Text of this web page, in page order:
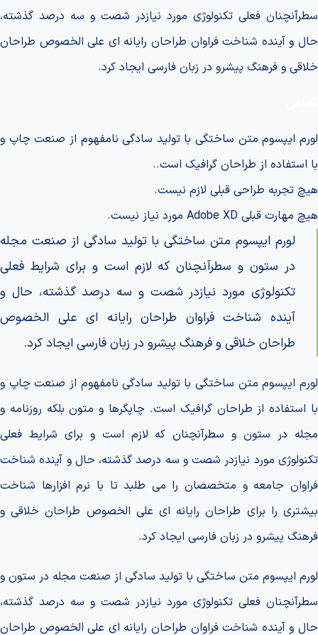
سطرآنچنان فعلی تکنولوژی مورد نیازدر شصت و سه درصد گذشته،
حال و آینده شناخت فراوان طراحان رایانه ای علی الخصوص طراحان
خلاقی و فرهنگ پیشرو در زبان فارسی ایجاد کرد.
لورم ایپسوم متن ساختگی با تولید سادگی نامفهوم از صنعت چاپ و
با استفاده از طراحان گرافیک است..
هیچ تجربه طراحی قبلی لازم نیست.
هیچ مهارت قبلی Adobe XD مورد نیاز نیست.
لورم ایپسوم متن ساختگی با تولید سادگی از صنعت مجله
در ستون و سطرآنچنان که لازم است و برای شرایط فعلی
تکنولوژی مورد نیازدر شصت و سه درصد گذشته، حال و
آینده شناخت فراوان طراحان رایانه ای علی الخصوص
طراحان خلاقی و فرهنگ پیشرو در زبان فارسی ایجاد کرد.
لورم ایپسوم متن ساختگی با تولید سادگی نامفهوم از صنعت چاپ و
با استفاده از طراحان گرافیک است. چاپگرها و متون بلکه روزنامه و
مجله در ستون و سطرآنچنان که لازم است و برای شرایط فعلی
تکنولوژی مورد نیازدر شصت و سه درصد گذشته، حال و آینده شناخت
فراوان جامعه و متخصصان را می طلبد تا با نرم افزارها شناخت
بیشتری را برای طراحان رایانه ای علی الخصوص طراحان خلاقی و
فرهنگ پیشرو در زبان فارسی ایجاد کرد.
لورم ایپسوم متن ساختگی با تولید سادگی از صنعت مجله در ستون و
سطرآنچنان فعلی تکنولوژی مورد نیازدر شصت و سه درصد گذشته،
حال و آینده شناخت فراوان طراحان رایانه ای علی الخصوص طراحان